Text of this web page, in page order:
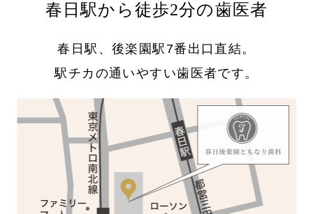
春日駅から徒歩2分の歯医者
春日駅、後楽園駅7番出口直結。
駅チカの通いやすい歯医者です。